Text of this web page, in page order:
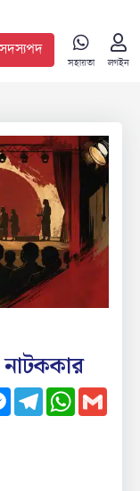
সদস্যপদ
সহায়তা লগইন
MessengerTelegramWhatsApp